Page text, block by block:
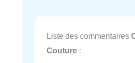
Liste des commentaires
Couture :